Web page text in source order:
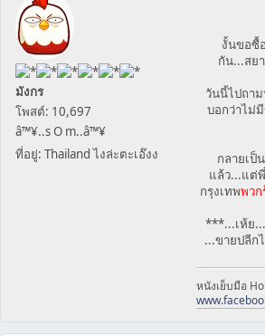
มังกร
โพสต์: 10,697
â™¥..s O m..â™¥
ที่อยู่: Thailand ไงล่ะตะเอ๊งง
งั้นขอซื้
กัน...สย
วันนี้ไปถา
บอกว่าไม่
กลายเป็
แล้ว...แต่
กรุงเทพพว
***...เห้ย
...ขายปลีก
หนังเย็บมือ